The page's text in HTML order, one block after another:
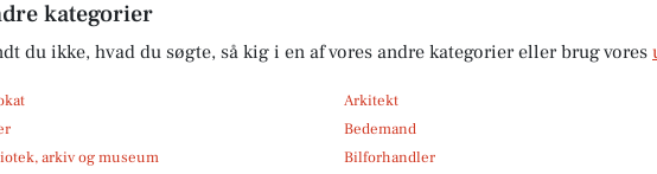
kategorier
du ikke, hvad du søgte, så kig i en af vores andre kategorier eller brug vores
Arkitekt
Bedemand
arkiv og museum
Bilforhandler